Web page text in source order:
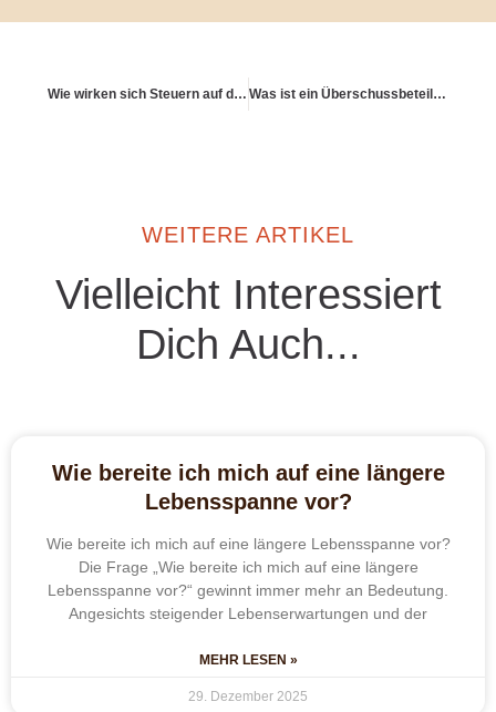
Wie wirken sich Steuern auf die Netto-Rendite aus? Was ist ein Überschussbeteiligungssystem bei Versicherern?
WEITERE ARTIKEL
Vielleicht Interessiert
Dich Auch...
Wie bereite ich mich auf eine längere
Lebensspanne vor?
Wie bereite ich mich auf eine längere Lebensspanne vor?
Die Frage „Wie bereite ich mich auf eine längere
Lebensspanne vor?“ gewinnt immer mehr an Bedeutung.
Angesichts steigender Lebenserwartungen und der
MEHR LESEN »
29. Dezember 2025